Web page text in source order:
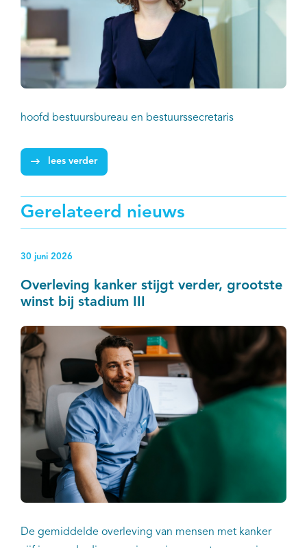
hoofd bestuursbureau en bestuurssecretaris
lees verder
Gerelateerd nieuws
30 juni 2026
Overleving kanker stijgt verder, grootste
winst bij stadium III
De gemiddelde overleving van mensen met kanker